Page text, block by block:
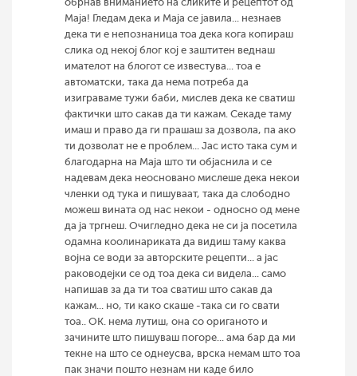
Маја! Гледам дека и Маја се јавила... незнаев
дека ти е непознаница тоа дека кога копираш
слика од некој блог кој е заштитен веднаш
имателот на блогот се известува... тоа е
автоматски, така да нема потреба да
изиграваме тужи баби, мислев дека ке сватиш
фактички што сакав да ти кажам. Секаде таму
имаш и право да ги прашаш за дозвола, па ако
ти дозволат не е проблем... Јас исто така сум и
благодарна на Маја што ти објаснила и се
надевам дека неосновано мислеше дека некои
членки од тука и пишуваат, така да слободно
можеш вината од нас некои - односно од мене
да ја тргнеш. Очигледно дека не си ја посетила
одамна коолинариката да видиш таму каква
војна се води за авторските рецепти... а јас
раководејки се од тоа дека си видела... само
напишав за да ти тоа сватиш што сакав да
кажам... но, ти како скаше -така си го свати
тоа.. ОК. нема лутиш, она со ориганото и
зачините што пишуваш погоре... ама бар да ми
текне на што се однеусва, врска немам што тоа
пак значи пошто незнам ни каде било